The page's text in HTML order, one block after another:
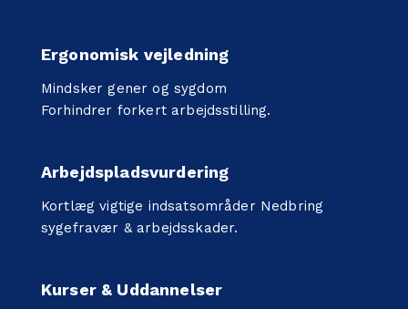
Ergonomisk vejledning
Mindsker gener og sygdom
Forhindrer forkert arbejdsstilling.
Arbejdspladsvurdering
Kortlæg vigtige indsatsområder Nedbring
sygefravær & arbejdsskader.
Kurser & Uddannelser